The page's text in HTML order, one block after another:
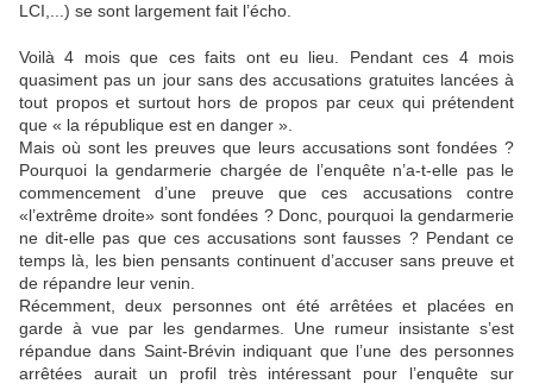
LCI,...) se sont largement fait l’écho.
Voilà 4 mois que ces faits ont eu lieu. Pendant ces 4 mois
quasiment pas un jour sans des accusations gratuites lancées à
tout propos et surtout hors de propos par ceux qui prétendent
que « la république est en danger ».
Mais où sont les preuves que leurs accusations sont fondées ?
Pourquoi la gendarmerie chargée de l’enquête n’a-t-elle pas le
commencement d’une preuve que ces accusations contre
«l’extrême droite» sont fondées ? Donc, pourquoi la gendarmerie
ne dit-elle pas que ces accusations sont fausses ? Pendant ce
temps là, les bien pensants continuent d’accuser sans preuve et
de répandre leur venin.
Récemment, deux personnes ont été arrêtées et placées en
garde à vue par les gendarmes. Une rumeur insistante s’est
répandue dans Saint-Brévin indiquant que l’une des personnes
arrêtées aurait un profil très intéressant pour l’enquête sur